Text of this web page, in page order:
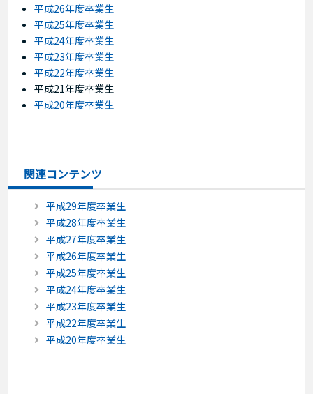
平成26年度卒業生
平成25年度卒業生
平成24年度卒業生
平成23年度卒業生
平成22年度卒業生
平成21年度卒業生
平成20年度卒業生
関連コンテンツ
平成29年度卒業生
平成28年度卒業生
平成27年度卒業生
平成26年度卒業生
平成25年度卒業生
平成24年度卒業生
平成23年度卒業生
平成22年度卒業生
平成20年度卒業生